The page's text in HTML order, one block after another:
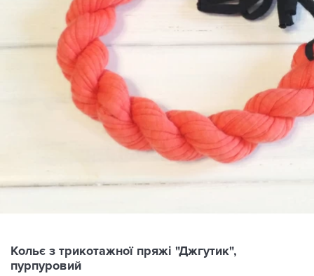
Кольє з трикотажної пряжі "Джгутик",
пурпуровий